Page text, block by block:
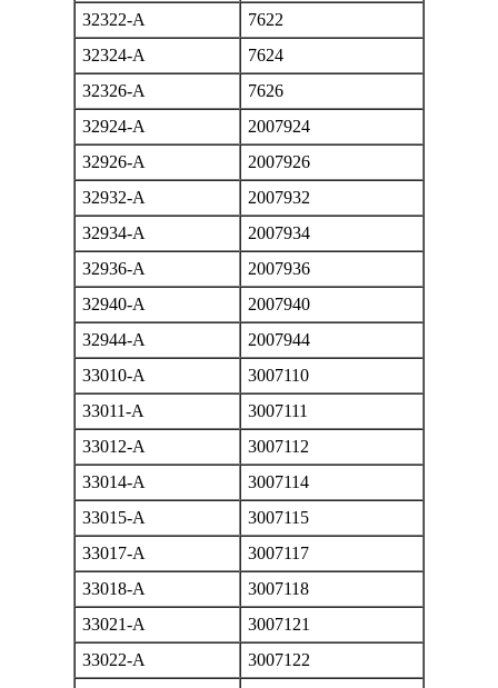
32322-A
7622
32324-A
7624
32326-A
7626
32924-A
2007924
32926-A
2007926
32932-A
2007932
32934-A
2007934
32936-A
2007936
32940-A
2007940
32944-A
2007944
33010-A
3007110
33011-A
3007111
33012-A
3007112
33014-A
3007114
33015-A
3007115
33017-A
3007117
33018-A
3007118
33021-A
3007121
33022-A
3007122